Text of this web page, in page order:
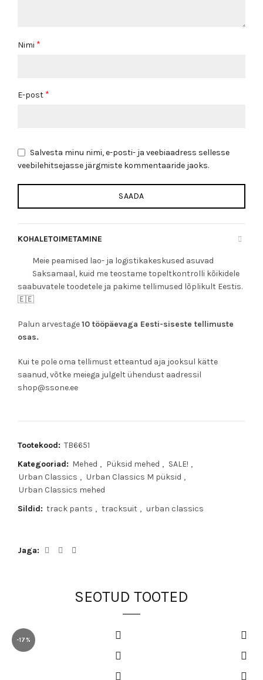
Nimi *
E-post *
Salvesta minu nimi, e-posti- ja veebiaadress sellesse
veebilehitsejasse järgmiste kommentaaride jaoks.
KOHALETOIMETAMINE
Meie peamised lao- ja logistikakeskused asuvad
Saksamaal, kuid me teostame topeltkontrolli kõikidele
saabuvatele toodetele ja pakime tellimused lõplikult Eestis.
🇪🇪
Palun arvestage10 tööpäevaga Eesti-siseste tellimuste
osas.
Kui te pole oma tellimust etteantud aja jooksul kätte
saanud, võtke meiega julgelt ühendust aadressil
shop@ssone.ee
Tootekood: TB6651
Kategooriad: Mehed , Püksid mehed , SALE! ,
Urban Classics , Urban Classics M püksid ,
Urban Classics mehed
Sildid: track pants , tracksuit , urban classics
Jaga
SEOTUD TOOTED
-17%